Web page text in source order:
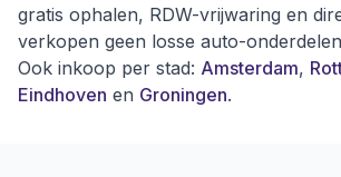
gratis ophalen, RDW-vrijwaring en
verkopen geen losse auto-
Ook inkoop per stad: Amsterdam,
Eindhoven en Groningen.